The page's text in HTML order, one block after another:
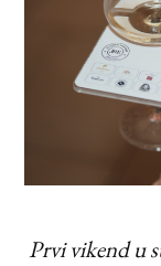
Prvi vikend u